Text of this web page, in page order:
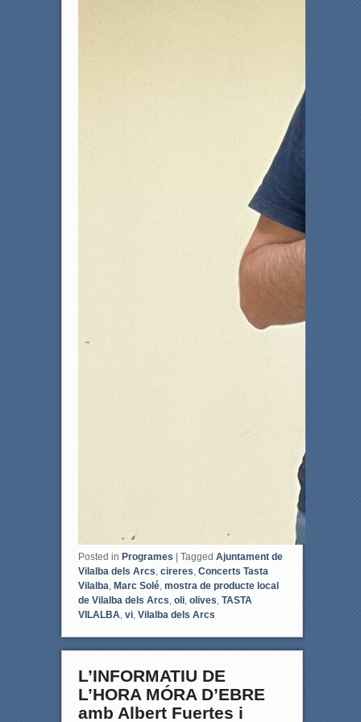
Posted in Programes Tagged Ajuntament de
Vilalba dels Arcs, cireres, Concerts Tasta
Vilalba, Marc Solé, mostra de producte local
de Vilalba dels Arcs, oli, olives, TASTA
VILALBA, vi, Vilalba dels Arcs
L’INFORMATIU DE
L’HORA MÓRA D’EBRE
amb Albert Fuertes i